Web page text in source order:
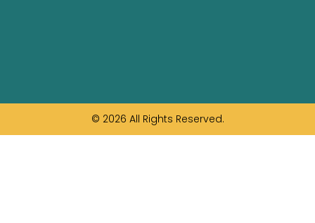
© 2026 All Rights Reserved.